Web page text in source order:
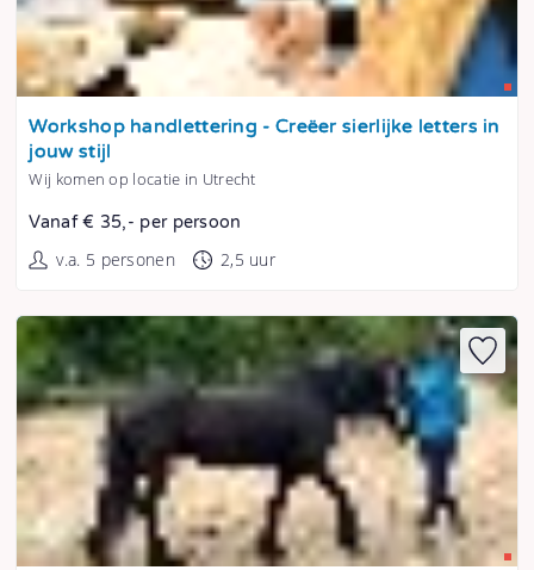
Tonen
Workshop handlettering - Creëer sierlijke letters in
jouw stijl
Wij komen op locatie in Utrecht
Vanaf € 35,- per persoon
v.a. 5 personen 2,5 uur